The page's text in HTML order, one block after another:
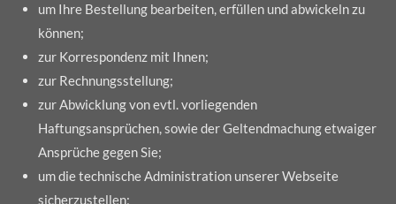
um Ihre Bestellung bearbeiten, erfüllen und abwickeln zu
können;
zur Korrespondenz mit Ihnen;
zur Rechnungsstellung;
zur Abwicklung von evtl. vorliegenden
Haftungsansprüchen, sowie der Geltendmachung etwaiger
Ansprüche gegen Sie;
um die technische Administration unserer Webseite
sicherzustellen;